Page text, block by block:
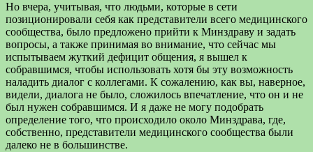
Но вчера, учитывая, что людьми, которые в сети
позиционировали себя как представители всего медицинского
сообщества, было предложено прийти к Минздраву и задать
вопросы, а также принимая во внимание, что сейчас мы
испытываем жуткий дефицит общения, я вышел к
собравшимся, чтобы использовать хотя бы эту возможность
наладить диалог с коллегами. К сожалению, как вы, наверное,
видели, диалога не было, сложилось впечатление, что он и не
был нужен собравшимся. И я даже не могу подобрать
определение того, что происходило около Минздрава, где,
собственно, представители медицинского сообщества были
далеко не в большинстве.